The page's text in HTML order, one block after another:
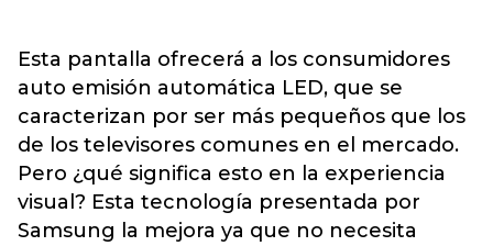
Esta pantalla ofrecerá a los consumidores
auto emisión automática LED, que se
caracterizan por ser más pequeños que los
de los televisores comunes en el mercado.
Pero ¿qué significa esto en la experiencia
visual? Esta tecnología presentada por
Samsung la mejora ya que no necesita